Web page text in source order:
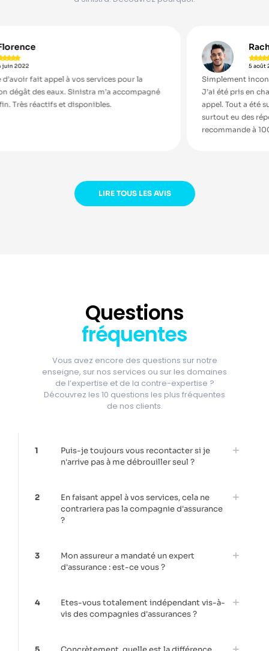
pour la
accompagné
Simplement incontournable ! Je ne ferais plus
J’ai été pris en charge sérieusement dès mon
appel. Tout a été super rapide. J’ai été conseillé
surtout eu des réponses claires et un support
LIRE TOUS LES AVIS
Questions
fréquentes
Vous avez encore des questions sur notre
enseigne, sur nos services ou sur les domaines
de l’expertise et de la contre-expertise ?
Découvrez les 10 questions les plus fréquentes
de nos clients.
1
Puis-je toujours vous recontacter si je
n'arrive pas à me débrouiller seul ?
2
En faisant appel à vos services, cela ne
contrariera pas la compagnie d'assurance
?
3
Mon assureur a mandaté un expert
d'assurance : est-ce vous ?
4
Etes-vous totalement indépendant vis-à-
vis des compagnies d'assurances ?